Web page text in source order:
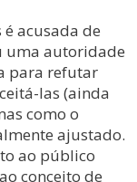
acusada de
uma autoridade
para refutar
las (ainda
como o
ajustado.
ao público
conceito de